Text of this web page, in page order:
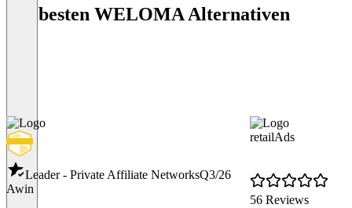
Die besten WELOMA Alternativen
Leader - Private Affiliate NetworksQ3/26
Awin
retailAds
56 Reviews